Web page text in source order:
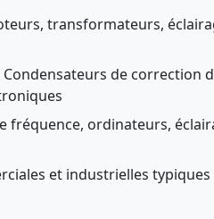
transformateurs,
Condensateurs de correction
fréquence, ordinateurs,
et industrielles typiques